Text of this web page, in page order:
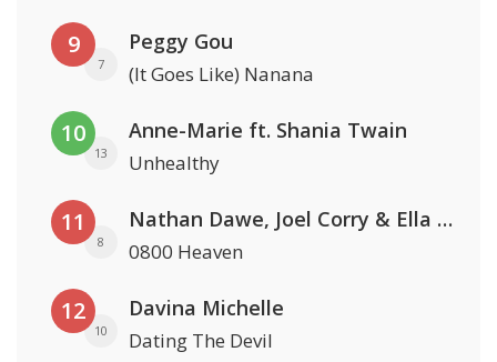
9
7
Peggy Gou
(It Goes Like) Nanana
10
13
Anne-Marie ft. Shania Twain
Unhealthy
11
8
Nathan Dawe, Joel Corry & Ella Henderson
0800 Heaven
12
10
Davina Michelle
Dating The Devil